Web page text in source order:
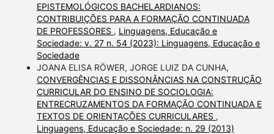
EPISTEMOLÓGICOS BACHELARDIANOS:
CONTRIBUIÇÕES PARA A FORMAÇÃO CONTINUADA
DE PROFESSORES , Linguagens, Educação e
Sociedade: v. 27 n. 54 (2023): Linguagens, Educação e
Sociedade
JOANA ELISA RÖWER, JORGE LUIZ DA CUNHA,
CONVERGÊNCIAS E DISSONÂNCIAS NA CONSTRUÇÃO
CURRICULAR DO ENSINO DE SOCIOLOGIA:
ENTRECRUZAMENTOS DA FORMAÇÃO CONTINUADA E
TEXTOS DE ORIENTAÇÕES CURRICULARES ,
Linguagens, Educação e Sociedade: n. 29 (2013)